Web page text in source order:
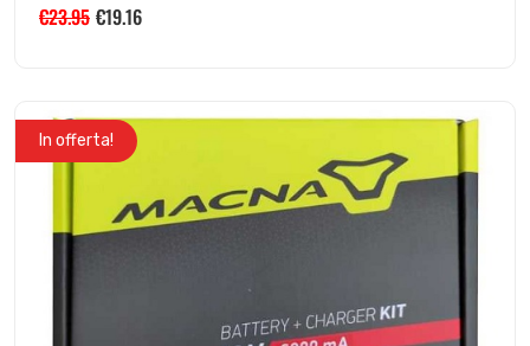
€23.95 €19.16
In offerta!